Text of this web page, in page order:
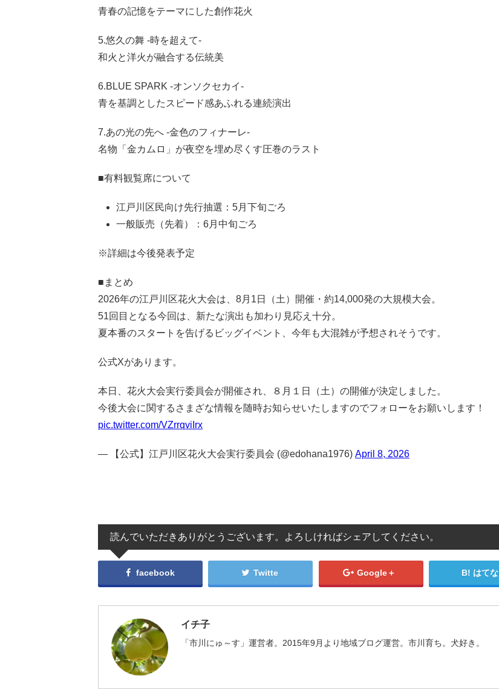
青春の記憶をテーマにした創作花火
5.悠久の舞 -時を超えて-
和火と洋火が融合する伝統美
6.BLUE SPARK -オンソクセカイ-
青を基調としたスピード感あふれる連続演出
7.あの光の先へ -金色のフィナーレ-
名物「金カムロ」が夜空を埋め尽くす圧巻のラスト
■有料観覧席について
江戸川区民向け先行抽選：5月下旬ごろ
一般販売（先着）：6月中旬ごろ
※詳細は今後発表予定
■まとめ
2026年の江戸川区花火大会は、8月1日（土）開催・約14,000発の大規模大会。
51回目となる今回は、新たな演出も加わり見応え十分。
夏本番のスタートを告げるビッグイベント、今年も大混雑が予想されそうです。
公式Xがあります。
本日、花火大会実行委員会が開催され、８月１日（土）の開催が決定しました。
今後大会に関するさまざな情報を随時お知らせいたしますのでフォローをお願いします！
pic.twitter.com/VZrrqviIrx
— 【公式】江戸川区花火大会実行委員会 (@edohana1976) April 8, 2026
読んでいただきありがとうございます。よろしければシェアしてください。
facebook Twitte Google＋ はてな
イチ子
「市川にゅ～す」運営者。2015年9月より地域ブログ運営。市川育ち。犬好き。